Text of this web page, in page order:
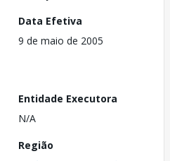
Data Efetiva
9 de maio de 2005
Entidade Executora
N/A
Região